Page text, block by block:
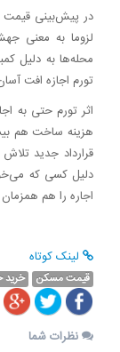
در پیش‌بینی قیمت
لزوما به معنی
محله‌ها به دلیل
تورم اجازه افت
اثر تورم حتی به
هزینه ساخت هم
قرارداد جدید
دلیل کسی که
اجاره را هم همزمان
لینک کوتاه
قیمت مسکن خرید
نظرات شما